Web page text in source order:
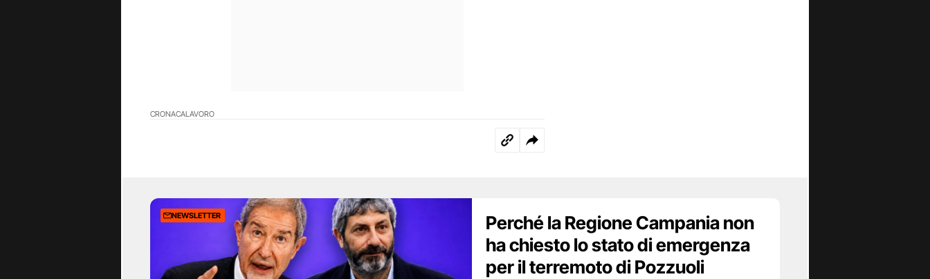
CRONACALAVORO
NEWSLETTER
Perché la Regione Campania non
ha chiesto lo stato di emergenza
per il terremoto di Pozzuoli